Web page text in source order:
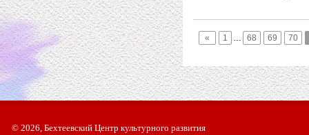
« 1 … 68 69 70
© 2026, Бехтеевский Центр культурного развития